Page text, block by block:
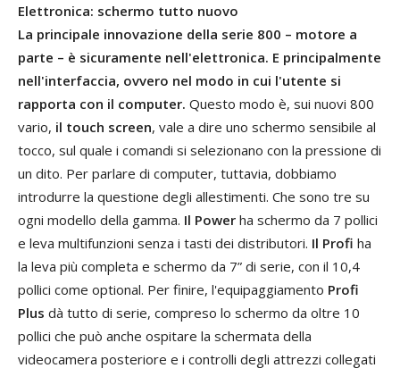
Elettronica: schermo tutto nuovo
La principale innovazione della serie 800 – motore a
parte – è sicuramente nell'elettronica. E principalmente
nell'interfaccia, ovvero nel modo in cui l'utente si
rapporta con il computer. Questo modo è, sui nuovi 800
vario, il touch screen, vale a dire uno schermo sensibile al
tocco, sul quale i comandi si selezionano con la pressione di
un dito. Per parlare di computer, tuttavia, dobbiamo
introdurre la questione degli allestimenti. Che sono tre su
ogni modello della gamma. Il Power ha schermo da 7 pollici
e leva multifunzioni senza i tasti dei distributori. Il Profi ha
la leva più completa e schermo da 7” di serie, con il 10,4
pollici come optional. Per finire, l'equipaggiamento Profi
Plus dà tutto di serie, compreso lo schermo da oltre 10
pollici che può anche ospitare la schermata della
videocamera posteriore e i controlli degli attrezzi collegati